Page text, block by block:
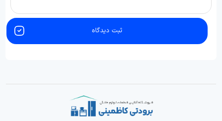
ثبت دیدگاه